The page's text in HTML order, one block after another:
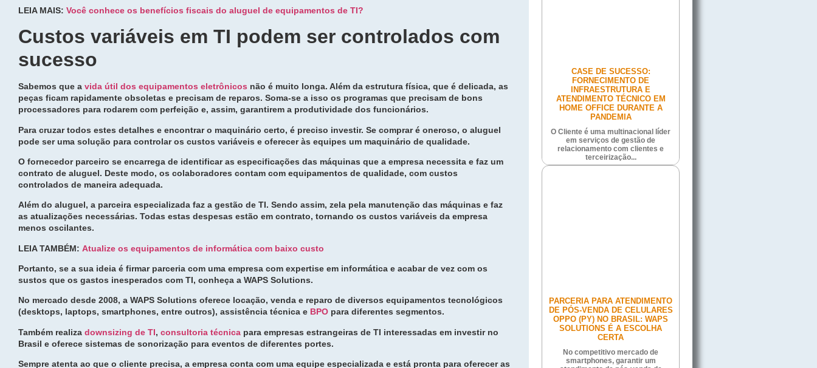
LEIA MAIS: Você conhece os benefícios fiscais do aluguel de equipamentos de TI?
Custos variáveis em TI podem ser controlados com
sucesso
Sabemos que a vida útil dos equipamentos eletrônicos não é muito longa. Além da estrutura física, que é delicada, as
peças ficam rapidamente obsoletas e precisam de reparos. Soma-se a isso os programas que precisam de bons
processadores para rodarem com perfeição e, assim, garantirem a produtividade dos funcionários.
Para cruzar todos estes detalhes e encontrar o maquinário certo, é preciso investir. Se comprar é oneroso, o aluguel
pode ser uma solução para controlar os custos variáveis e oferecer às equipes um maquinário de qualidade.
O fornecedor parceiro se encarrega de identificar as especificações das máquinas que a empresa necessita e faz um
contrato de aluguel. Deste modo, os colaboradores contam com equipamentos de qualidade, com custos
controlados de maneira adequada.
Além do aluguel, a parceira especializada faz a gestão de TI. Sendo assim, zela pela manutenção das máquinas e faz
as atualizações necessárias. Todas estas despesas estão em contrato, tornando os custos variáveis da empresa
menos oscilantes.
LEIA TAMBÉM: Atualize os equipamentos de informática com baixo custo
Portanto, se a sua ideia é firmar parceria com uma empresa com expertise em informática e acabar de vez com os
sustos que os gastos inesperados com TI, conheça a WAPS Solutions.
No mercado desde 2008, a WAPS Solutions oferece locação, venda e reparo de diversos equipamentos tecnológicos
(desktops, laptops, smartphones, entre outros), assistência técnica e BPO para diferentes segmentos.
Também realiza downsizing de TI, consultoria técnica para empresas estrangeiras de TI interessadas em investir no
Brasil e oferece sistemas de sonorização para eventos de diferentes portes.
Sempre atenta ao que o cliente precisa, a empresa conta com uma equipe especializada e está pronta para oferecer as
CASE DE SUCESSO:
FORNECIMENTO DE
INFRAESTRUTURA E
ATENDIMENTO TÉCNICO EM
HOME OFFICE DURANTE A
PANDEMIA
O Cliente é uma multinacional líder
em serviços de gestão de
relacionamento com clientes e
terceirização...
PARCERIA PARA ATENDIMENTO
DE PÓS-VENDA DE CELULARES
OPPO (PY) NO BRASIL: WAPS
SOLUTIONS É A ESCOLHA
CERTA
No competitivo mercado de
smartphones, garantir um